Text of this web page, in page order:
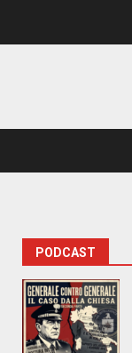
PODCAST